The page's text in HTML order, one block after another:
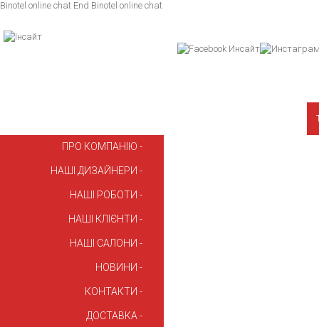
Binotel online chat End Binotel online chat
ПРО КОМПАНІЮ
НАШІ ДИЗАЙНЕРИ
НАШІ РОБОТИ
НАШІ КЛІЄНТИ
НАШІ САЛОНИ
НОВИНИ
КОНТАКТИ
ДОСТАВКА